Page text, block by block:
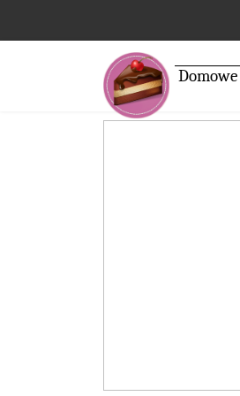
Domowe